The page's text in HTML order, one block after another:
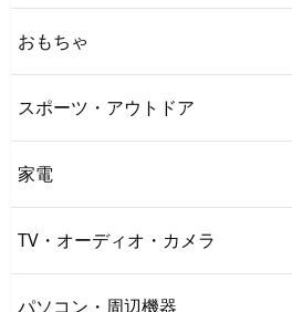
おもちゃ
スポーツ・アウトドア
家電
TV・オーディオ・カメラ
パソコン・周辺機器